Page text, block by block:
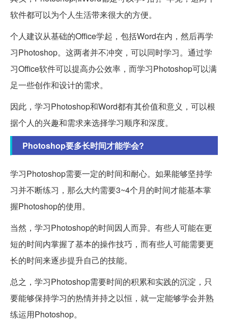
软件都可以为个人生活带来很大的方便。
个人建议从基础的Office学起，包括Word在内，然后再学
习Photoshop。这两者并不冲突，可以同时学习。通过学
习Office软件可以提高办公效率，而学习Photoshop可以满
足一些创作和设计的需求。
因此，学习Photoshop和Word都有其价值和意义，可以根
据个人的兴趣和需求来选择学习顺序和深度。
Photoshop要多长时间才能学会?
学习Photoshop需要一定的时间和耐心。如果能够坚持学
习并不断练习，那么大约需要3~4个月的时间才能基本掌
握Photoshop的使用。
当然，学习Photoshop的时间因人而异。有些人可能在更
短的时间内掌握了基本的操作技巧，而有些人可能需要更
长的时间来逐步提升自己的技能。
总之，学习Photoshop需要时间的积累和实践的沉淀，只
要能够保持学习的热情并持之以恒，就一定能够学会并熟
练运用Photoshop。